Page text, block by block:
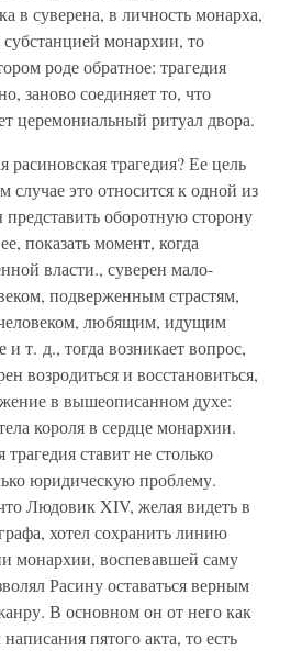
в суверена, в личность монарха,
субстанцией монархии, то
роде обратное: трагедия
заново соединяет то, что
церемониальный ритуал двора.
расиновская трагедия? Ее цель
случае это относится к одной из
представить оборотную сторону
показать момент, когда
власти., суверен мало-
подверженным страстям,
любящим, идущим
т. д., тогда возникает вопрос,
возродиться и восстановиться,
в вышеописанном духе:
короля в сердце монархии.
ставит не столько
юридическую проблему.
Людовик XIV, желая видеть в
хотел сохранить линию
монархии, воспевавшей саму
Расину оставаться верным
В основном он от него как
пятого акта, то есть